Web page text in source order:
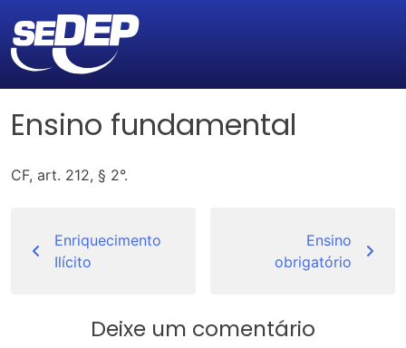
Ensino fundamental
CF, art. 212, § 2°.
de
Post
Enriquecimento
Ilícito
Ensino
obrigatório
Deixe um comentário